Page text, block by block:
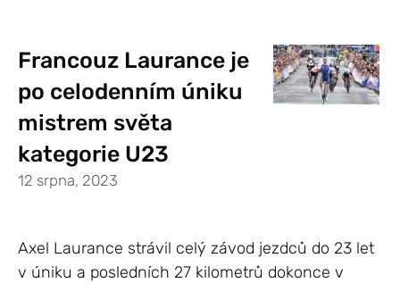
Francouz Laurance je
po celodenním úniku
mistrem světa
kategorie U23
12 srpna, 2023
Axel Laurance strávil celý závod jezdců do 23 let
v úniku a posledních 27 kilometrů dokonce v